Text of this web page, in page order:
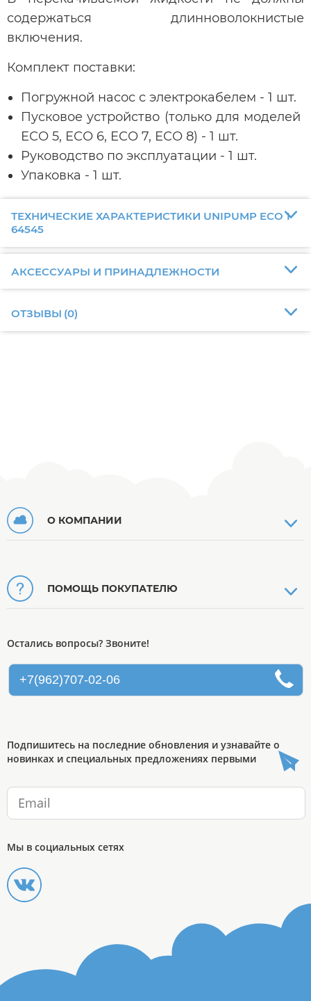
содержаться длинноволокнистые
включения.
Комплект поставки:
Погружной насос с электрокабелем - 1 шт.
Пусковое устройство (только для моделей
ЕСО 5, ЕСО 6, ЕСО 7, ЕСО 8) - 1 шт.
Руководство по эксплуатации - 1 шт.
Упаковка - 1 шт.
ТЕХНИЧЕСКИЕ ХАРАКТЕРИСТИКИ UNIPUMP ECO 1
64545
АКСЕССУАРЫ И ПРИНАДЛЕЖНОСТИ
ОТЗЫВЫ (0)
О КОМПАНИИ
ПОМОЩЬ ПОКУПАТЕЛЮ
Остались вопросы? Звоните!
+7(962)707-02-06
Подпишитесь на последние обновления и узнавайте о
новинках и специальных предложениях первыми
Мы в социальных сетях